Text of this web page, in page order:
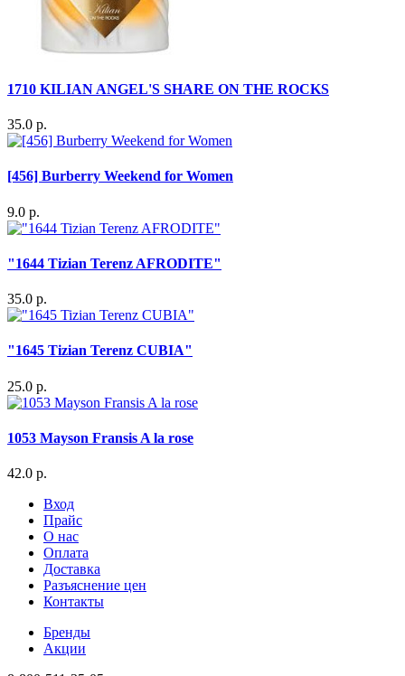
1710 KILIAN ANGEL'S SHARE ON THE ROCKS
35.0 р.
[456] Burberry Weekend for Women
9.0 р.
"1644 Tizian Terenz AFRODITE"
35.0 р.
"1645 Tizian Terenz CUBIA"
25.0 р.
1053 Mayson Fransis A la rose
42.0 р.
Вход
Прайс
О нас
Оплата
Доставка
Разъяснение цен
Контакты
Бренды
Акции